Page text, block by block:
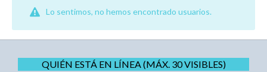
Lo sentimos, no hemos encontrado usuarios.
QUIÉN ESTÁ EN LÍNEA (MÁX. 30 VISIBLES)